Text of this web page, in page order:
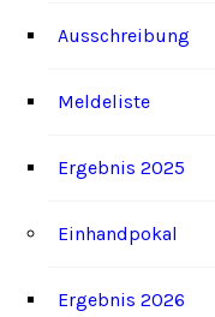
Ausschreibung
Meldeliste
Ergebnis 2025
Einhandpokal
Ergebnis 2026